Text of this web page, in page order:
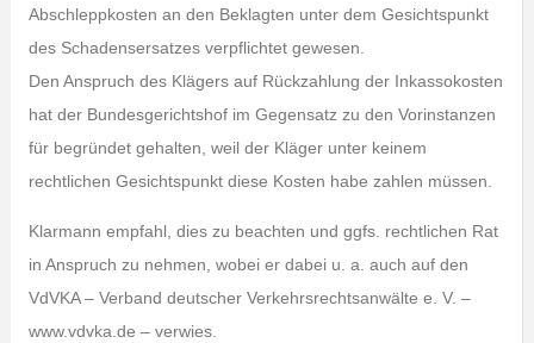
Abschleppkosten an den Beklagten unter dem Gesichtspunkt
des Schadensersatzes verpflichtet gewesen.
Den Anspruch des Klägers auf Rückzahlung der Inkassokosten
hat der Bundesgerichtshof im Gegensatz zu den Vorinstanzen
für begründet gehalten, weil der Kläger unter keinem
rechtlichen Gesichtspunkt diese Kosten habe zahlen müssen.
Klarmann empfahl, dies zu beachten und ggfs. rechtlichen Rat
in Anspruch zu nehmen, wobei er dabei u. a. auch auf den
VdVKA – Verband deutscher Verkehrsrechtsanwälte e. V. –
www.vdvka.de – verwies.